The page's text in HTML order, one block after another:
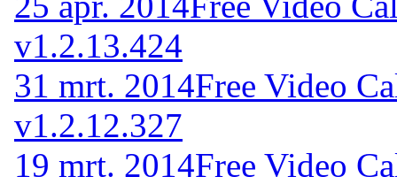
v1.2.13.424
31 mrt. 2014Free Video
v1.2.12.327
19 mrt. 2014Free Video